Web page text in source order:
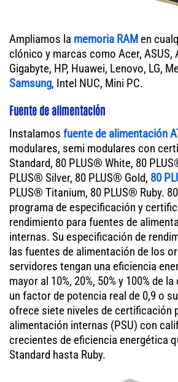
Ampliamos la memoria RAM en
clónico y marcas como Acer, ASUS,
Gigabyte, HP, Huawei, Lenovo, LG,
Samsung, Intel NUC, Mini PC.
Fuente de alimentación
Instalamos fuente de alimentación
modulares, semi modulares con
Standard, 80 PLUS® White, 80
PLUS® Silver, 80 PLUS® Gold, 80
PLUS® Titanium, 80 PLUS® Ruby.
programa de especificación y
rendimiento para fuentes de
internas. Su especificación de
las fuentes de alimentación de los
servidores tengan una eficiencia
mayor al 10%, 20%, 50% y 100% de
un factor de potencia real de 0,9 o
ofrece siete niveles de certificación
alimentación internas (PSU) con
crecientes de eficiencia energética
Standard hasta Ruby.